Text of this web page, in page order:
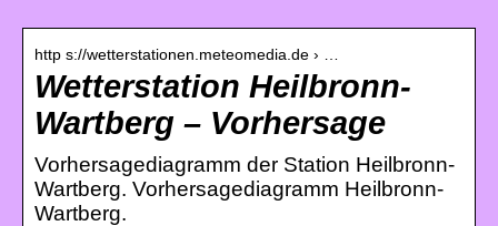
http s://wetterstationen.meteomedia.de › …
Wetterstation Heilbronn-
Wartberg – Vorhersage
Vorhersagediagramm der Station Heilbronn-
Wartberg. Vorhersagediagramm Heilbronn-
Wartberg.